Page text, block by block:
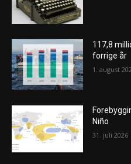
117,8
forrige år
1. august
Niño
31. juli 2026